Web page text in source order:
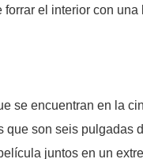
el interior con
se encuentran en la
que son seis pulgadas
juntos en un